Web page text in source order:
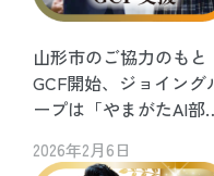
山形市のご協力のもと
GCF開始、ジョイング
ープは「やまがたAI部
2026年2月6日